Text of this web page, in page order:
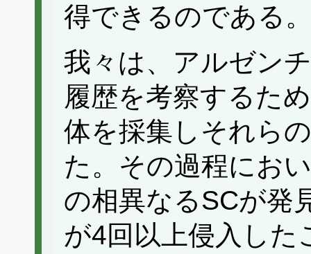
得できるのである
我々は、アルゼン
履歴を考察するた
体を採集しそれら
た。その過程にお
の相異なるSCが発
が4回以上侵入した